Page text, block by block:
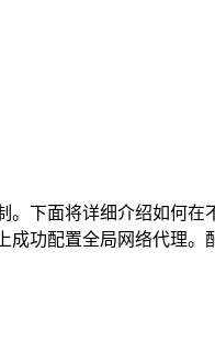
下面将详细介绍如何
功配置全局网络代理